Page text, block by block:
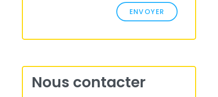
ENVOYER
Nous contacter